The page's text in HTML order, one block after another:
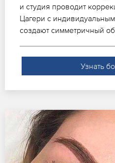
и студия проводит
Цагери с
создают симметричный
Узнать